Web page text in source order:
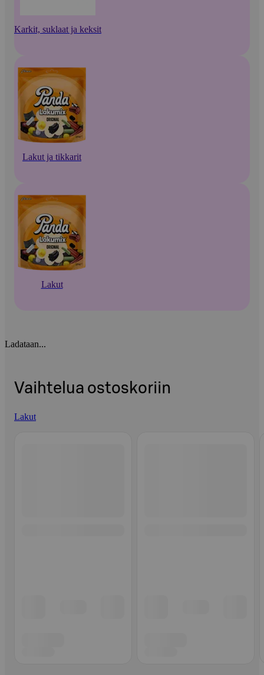
Karkit, suklaat ja keksit
Lakut ja tikkarit
Lakut
Ladataan...
Vaihtelua ostoskoriin
Lakut